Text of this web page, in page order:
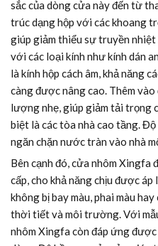
sắc của dòng cửa này đến từ
trúc dạng hộp với các khoang
giúp giảm thiểu sự truyền
với các loại kính như kính dán
là kính hộp cách âm, khả năng
càng được nâng cao. Thêm
lượng nhẹ, giúp giảm tải trọng
biệt là các tòa nhà cao tầng.
ngăn chặn nước tràn vào nhà
Bên cạnh đó, cửa nhôm Xingfa
cấp, cho khả năng chịu được
không bị bay màu, phai màu
thời tiết và môi trường. Với
nhôm Xingfa còn đáp ứng